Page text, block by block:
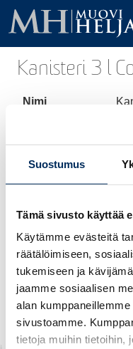
Suostumus
Tämä sivusto käyttää
Käytämme evästeitä
räätälöimiseen,
tukemiseen ja
jaamme sosiaalisen
alan
sivustoamme.
tietoja muihin tietoihin,
Kanisteri 3 l
Nimi
Tilavuus
Korkeus
Halkaisija
Kierre / Tulppa
Materiaali